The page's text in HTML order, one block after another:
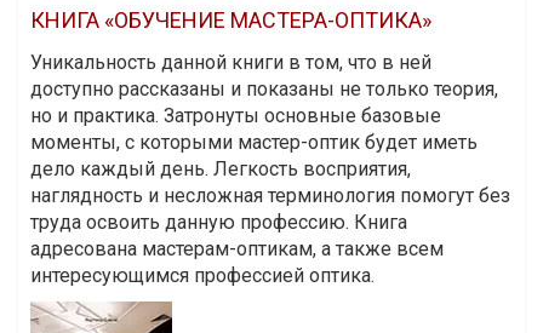
КНИГА «ОБУЧЕНИЕ МАСТЕРА-ОПТИКА»
Уникальность данной книги в том, что в ней
доступно рассказаны и показаны не только теория,
но и практика. Затронуты основные базовые
моменты, с которыми мастер-оптик будет иметь
дело каждый день. Легкость восприятия,
наглядность и несложная терминология помогут без
труда освоить данную профессию. Книга
адресована мастерам-оптикам, а также всем
интересующимся профессией оптика.